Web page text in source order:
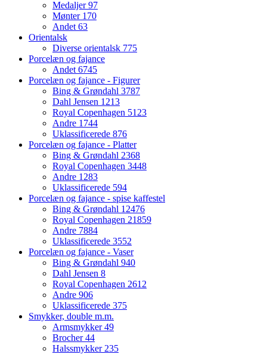
Medaljer97
Mønter 170
Andet 63
Orientalsk
Diverse orientalsk 775
Porcelæn og fajance
Andet 6745
Porcelæn og fajance - Figurer
Bing & Grøndahl 3787
Dahl Jensen 1213
Royal Copenhagen 5123
Andre 1744
Uklassificerede 876
Porcelæn og fajance - Platter
Bing & Grøndahl 2368
Royal Copenhagen 3448
Andre 1283
Uklassificerede 594
Porcelæn og fajance - spise kaffestel
Bing & Grøndahl 12476
Royal Copenhagen 21859
Andre 7884
Uklassificerede 3552
Porcelæn og fajance - Vaser
Bing & Grøndahl 940
Dahl Jensen 8
Royal Copenhagen 2612
Andre 906
Uklassificerede 375
Smykker, double m.m.
Armsmykker49
Brocher44
Halssmykker 235